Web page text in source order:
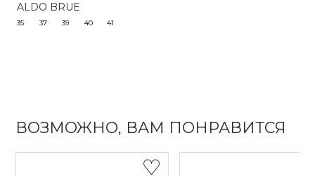
ALDO BRUE
35 37 39 40 41
ВОЗМОЖНО, ВАМ ПОНРАВИТСЯ